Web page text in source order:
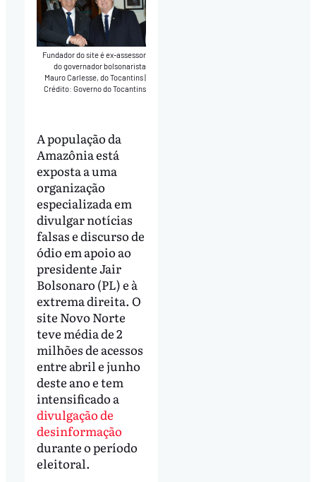
Fundador do site é ex-assessor
do governador bolsonarista
Mauro Carlesse, do Tocantins|
Crédito: Governo do Tocantins
A população da
Amazônia está
exposta a uma
organização
especializada em
divulgar notícias
falsas e discurso de
ódio em apoio ao
presidente Jair
Bolsonaro (PL) e à
extrema direita. O
site Novo Norte
teve média de 2
milhões de acessos
entre abril e junho
deste ano e tem
intensificado a
divulgação de
desinformação
durante o período
eleitoral.